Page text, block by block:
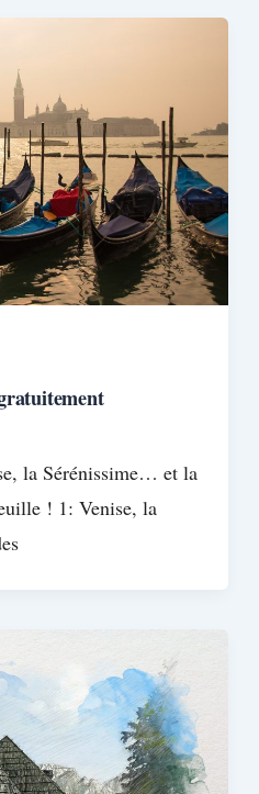
la Sérénissime… et la
! 1: Venise, la